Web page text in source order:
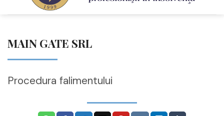
MAIN GATE SRL
Procedura falimentului